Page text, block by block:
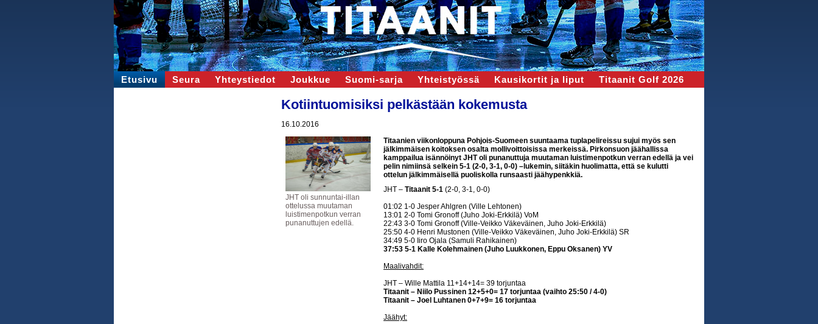
Etusivu Seura Yhteystiedot Joukkue Suomi-sarja Yhteistyössä Kausikortit ja liput Titaanit Golf 2026
Kotiintuomisiksi pelkästään kokemusta
16.10.2016
JHT oli sunnuntai-illan
ottelussa muutaman
luistimenpotkun verran
punanuttujen edellä.
Titaanien viikonloppuna Pohjois-Suomeen suuntaama tuplapelireissu sujui myös sen
jälkimmäisen koitoksen osalta mollivoittoisissa merkeissä. Pirkonsuon jäähallissa
kamppailua isännöinyt JHT oli punanuttuja muutaman luistimenpotkun verran edellä ja vei
pelin nimiinsä selkein 5-1 (2-0, 3-1, 0-0) –lukemin, siitäkin huolimatta, että se kulutti
ottelun jälkimmäisellä puoliskolla runsaasti jäähypenkkiä.
JHT – Titaanit 5-1 (2-0, 3-1, 0-0)
01:02 1-0 Jesper Ahlgren (Ville Lehtonen)
13:01 2-0 Tomi Gronoff (Juho Joki-Erkkilä) VoM
22:43 3-0 Tomi Gronoff (Ville-Veikko Väkeväinen, Juho Joki-Erkkilä)
25:50 4-0 Henri Mustonen (Ville-Veikko Väkeväinen, Juho Joki-Erkkilä) SR
34:49 5-0 Iiro Ojala (Samuli Rahikainen)
37:53 5-1 Kalle Kolehmainen (Juho Luukkonen, Eppu Oksanen) YV
Maalivahdit:
JHT – Wille Mattila 11+14+14= 39 torjuntaa
Titaanit – Niilo Pussinen 12+5+0= 17 torjuntaa (vaihto 25:50 / 4-0)
Titaanit – Joel Luhtanen 0+7+9= 16 torjuntaa
Jäähyt: